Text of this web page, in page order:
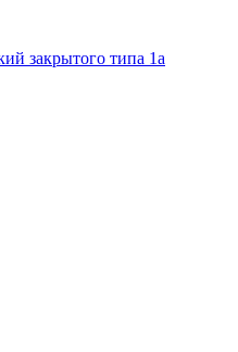
закрытого типа 1a